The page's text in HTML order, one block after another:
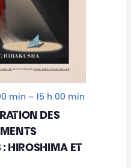
u
e
s
É
v
è
DES
: HIROSHIMA ET
min – 15 h 00 min